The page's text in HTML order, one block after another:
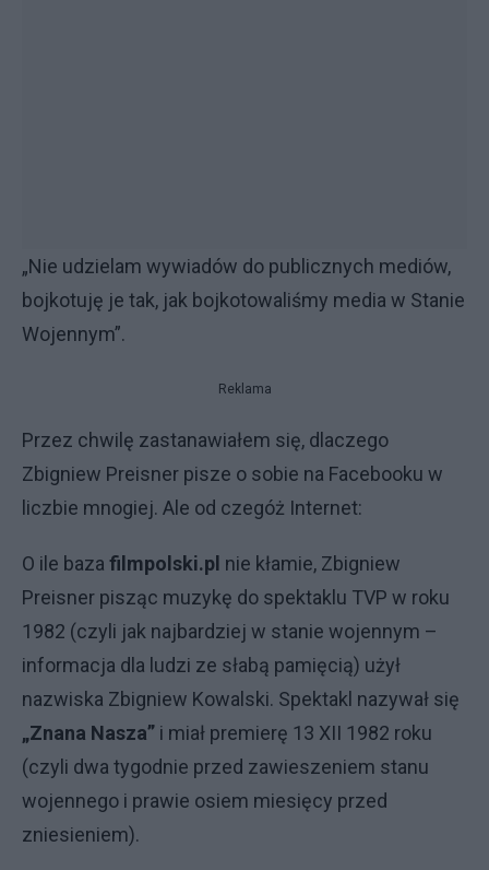
„Nie udzielam wywiadów do publicznych mediów,
bojkotuję je tak, jak bojkotowaliśmy media w Stanie
Wojennym”.
Reklama
Przez chwilę zastanawiałem się, dlaczego
Zbigniew Preisner pisze o sobie na Facebooku w
liczbie mnogiej. Ale od czegóż Internet:
O ile baza filmpolski.pl nie kłamie, Zbigniew
Preisner pisząc muzykę do spektaklu TVP w roku
1982 (czyli jak najbardziej w stanie wojennym –
informacja dla ludzi ze słabą pamięcią) użył
nazwiska Zbigniew Kowalski. Spektakl nazywał się
„Znana Nasza” i miał premierę 13 XII 1982 roku
(czyli dwa tygodnie przed zawieszeniem stanu
wojennego i prawie osiem miesięcy przed
zniesieniem).